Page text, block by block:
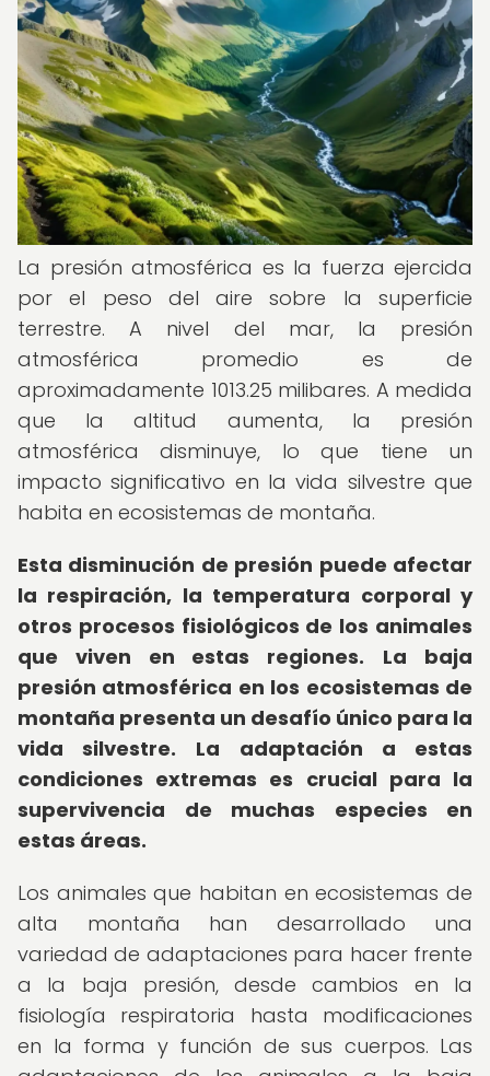
La presión atmosférica es la fuerza ejercida
por el peso del aire sobre la superficie
terrestre. A nivel del mar, la presión
atmosférica promedio es de
aproximadamente 1013.25 milibares. A medida
que la altitud aumenta, la presión
atmosférica disminuye, lo que tiene un
impacto significativo en la vida silvestre que
habita en ecosistemas de montaña.
Esta disminución de presión puede afectar
la respiración, la temperatura corporal y
otros procesos fisiológicos de los animales
que viven en estas regiones.
La baja
presión atmosférica en los ecosistemas de
montaña presenta un desafío único para la
vida silvestre.
La adaptación a estas
condiciones extremas es crucial para la
supervivencia de muchas especies en
estas áreas.
Los animales que habitan en ecosistemas de
alta montaña han desarrollado una
variedad de adaptaciones para hacer frente
a la baja presión, desde cambios en la
fisiología respiratoria hasta modificaciones
en la forma y función de sus cuerpos. Las